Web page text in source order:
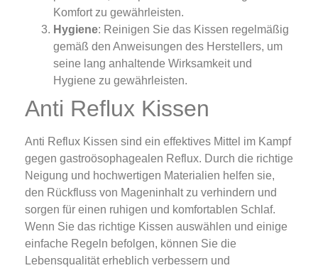
Komfort zu gewährleisten.
Hygiene: Reinigen Sie das Kissen regelmäßig
gemäß den Anweisungen des Herstellers, um
seine lang anhaltende Wirksamkeit und
Hygiene zu gewährleisten.
Anti Reflux Kissen
Anti Reflux Kissen sind ein effektives Mittel im Kampf
gegen gastroösophagealen Reflux. Durch die richtige
Neigung und hochwertigen Materialien helfen sie,
den Rückfluss von Mageninhalt zu verhindern und
sorgen für einen ruhigen und komfortablen Schlaf.
Wenn Sie das richtige Kissen auswählen und einige
einfache Regeln befolgen, können Sie die
Lebensqualität erheblich verbessern und